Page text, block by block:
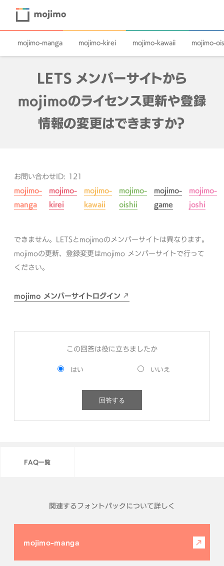
mojimo-manga mojimo-kirei mojimo-kawaii mojimo-
LETS メンバーサイトから
mojimoのライセンス更新や登録
情報の変更はできますか？
お問い合わせID: 121
mojimo-
manga
mojimo-
kirei
mojimo-
kawaii
mojimo-
oishii
mojimo-
game
mojimo-
joshi
できません。LETSとmojimoのメンバーサイトは異なります。
mojimoの更新、登録変更はmojimo メンバーサイトで行って
ください。
mojimo メンバーサイトログイン
この回答は役に立ちましたか
FAQ一覧
関連するフォントパックについて詳しく
mojimo-manga